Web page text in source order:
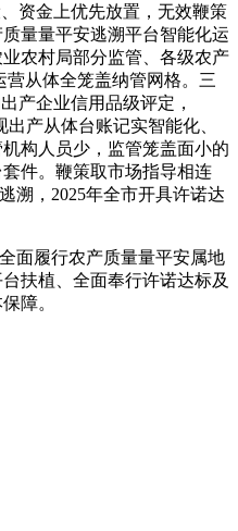
资金上优先放置，无效鞭策
量量平安逃溯平台智能化运
农村局部分监管、各级农产
营从体全笼盖纳管网格。三
产企业信用品级评定，
产从体台账记实智能化、
构人员少，监管笼盖面小的
件。鞭策取市场指导相连
溯，2025年全市开具许诺达
面履行农产质量量平安属地
扶植、全面奉行许诺达标及
障。